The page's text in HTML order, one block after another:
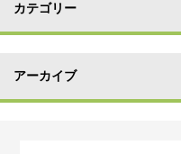
カテゴリー
アーカイブ